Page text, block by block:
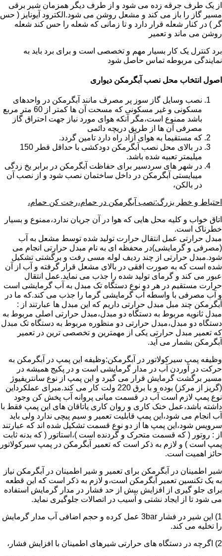
از یک طرف جرقه زده می شود و از طرف دیگر همزمان شیر برقی
مسیر گاز را باز می کند و مشعل روشن می شود.الکترود آیونایز ( حس
گر ) در کنار شعله قرار دارد و تا زمانی که شعله را حس کند شعله
روشن می ماند و تعمیر
برد کنترل یک کار بسیار مهم و تخصصی است و برای برد باید به
نمایندگی مربوطه تماس حاصل شود
اصول انتخاب محل نصب آبگرمکن دیواری
نصب وسایل گاز سوز پر مصرف مانند آبگرمکن در واحدهای
مسکونی و غیر مسکونی که مسحت آن ها کمتر از 60 متر مربع
باشد ممنوع است،مگر آنکه هوای مورد نیاز جهت احتراق گاز
مصرفی آن ها از طریق دریچه دائمی
که مستقیما به هوای آزاد راه دارد تامین گردد.
در بالای محل نصب آبگرمکن دودکشی با حداقل قطر 150
میلیمتر تعبیه شده باشد.
در شهر های سردسیر برای حفاظت آبگرمکن در برابر یخ زدگی
میبایستی آبگرمکن در داخل ساختمان نصب شود و از نصب آن
در بالکن،
احتیاط و خطر بزرگ:نصب آبگرمکن در حمام،رخت کن حمام،
اتاق خواب و کلیه محل هایی که هوا در آن جریان ندارد،ممنوع و بسیار
خطرناک است.
مبدل حرارتی عمل انتقال حرارت تولید شده توسط مشعل به آب
(مصرفی و گرمایشی)در محفظه ای به نام مبدل حرارتی انجام می
شود.مبدل حرارتی از چند ردیف لوله مسی رفت و برگشتی تشکیل
شده است که به صورت افقی در بالای مشعل قرار گرفته و آب از آن
عبور می کند و گرمای تولید شده را جذب می نماید.عمل انتقال
حرارت مستقیم در هر دو نوع دستگاه تک مبدل به آب گرمایشی است
و آب مصرفی با واسطه آب گرمایشی گرما را جذب می کند.که ما در
آبگرمکن چند مبل مبدل حرارتی داریم که این مبدل ها عبارتند از :
مبدل ثانویه مربوط به دستگاه دو مبدل،مبدل حرارتی اصلی مربوط به
دستگاه دو مبدل،مبدل حرارتی دو منظوره مربوط به دستگاه تک مبدل
که تعمیر مبدل حرارتی یکی از مهمترین و تخصصی ترین در تعمیر
آبگرمکن بشمار می آید.
وظیفه پمپ سیرکولاتور در آبگرمکن:وظیفه این پمپ در آبگرمکن به
حرکت در آوردن آب در مدار گرمایشی است و در پکیج همیشه در
مسیر برگشت گرمایش قرار می گیرد و این پمپ از نوع سانتریفیوژ
(گریز از مرکز) بوده و با برق 220 ولت کار می کند.مبرای عملکرداین
نوع پمپ لازم است آب در قسمت میانی پروانه آب پخش کن وجود
داشته باشد،عمل خنک کاری و روان کاری یاتاقان های این پمپ فقط با
آب انجام می شود،این پمپ قابلیت تعمیر و سیم پیچی ندارد ولی باید
سرویس شود،این پمپ ها از دو نوع قسمت تشکیل شده اند که عبارتند
از : روتور ( که قسمت متحرک و گردنده است )،استاتور ( که بدنه ثابت
پمپ است ) و لازم به ذکر است که تعمیر آبگرمکن در پمپ سیرکولاتور
حائز اهمیت است.
شیر اطمینان در آبگرمکن برای تعمیر و شیر اطمینان در آبگرمکن نیاز
به یک تکنسین تعمیر آبگرمکن است،و لازم به ذکر است که این قطعه
برای جلو گیری از افزایش بیش از حد فشار در مدار گرمایش استفاده
می شود تا از ایجاد نشتی و آسیب در اتصالات جلوگیری نماید.
1) این شیر در فشار 3bar عمل کرده و حجم اضافی آب مدار گرمایش
را تخلیه می کند.
2) اگرچه در دستگاه های حرارتی شیرهای اطمینان با افزایش فشار،